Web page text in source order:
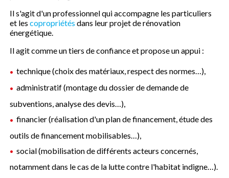
Il s'agit d'un professionnel qui accompagne les particuliers
et lescopropriétés dans leur projet de rénovation
énergétique.
Il agit comme un tiers de confiance et propose un appui :
technique (choix des matériaux, respect des normes…),
administratif (montage du dossier de demande de
subventions, analyse des devis…),
financier (réalisation d'un plan de financement, étude des
outils de financement mobilisables…),
social (mobilisation de différents acteurs concernés,
notamment dans le cas de la lutte contre l'habitat indigne…).